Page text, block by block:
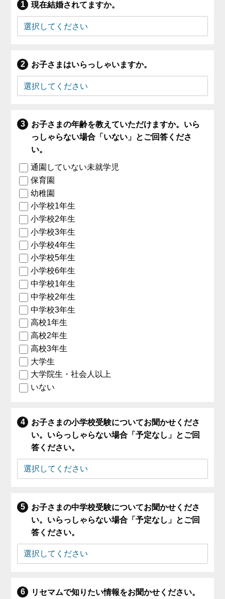
現在結婚されてますか。
お子さまはいらっしゃいますか。
お子さまの年齢を教えていただけますか。いら
っしゃらない場合「いない」とご回答くださ
い。
通園していない未就学児
保育園
幼稚園
小学校1年生
小学校2年生
小学校3年生
小学校4年生
小学校5年生
小学校6年生
中学校1年生
中学校2年生
中学校3年生
高校1年生
高校2年生
高校3年生
大学生
大学院生・社会人以上
いない
お子さまの小学校受験についてお聞かせくださ
い。いらっしゃらない場合「予定なし」とご回
答ください。
お子さまの中学校受験についてお聞かせくださ
い。いらっしゃらない場合「予定なし」とご回
答ください。
リセマムで知りたい情報をお聞かせください。